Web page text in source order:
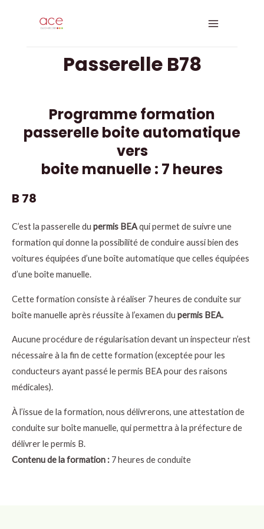
Passerelle B78
Programme formation
passerelle boite automatique
vers
boite manuelle : 7 heures
B 78
C’est la passerelle du permis BEAqui permet de suivre une
formation qui donne la possibilité de conduire aussi bien des
voitures équipées d’une boîte automatique que celles équipées
d’une boîte manuelle.
Cette formation consiste à réaliser 7 heures de conduite sur
boîte manuelle après réussite à l’examen du permis BEA.
Aucune procédure de régularisation devant un inspecteur n’est
nécessaire à la fin de cette formation (exceptée pour les
conducteurs ayant passé le permis BEA pour des raisons
médicales).
À l’issue de la formation, nous délivrerons, une attestation de
conduite sur boîte manuelle, qui permettra à la préfecture de
délivrer le permis B.
Contenu de la formation : 7 heures de conduite